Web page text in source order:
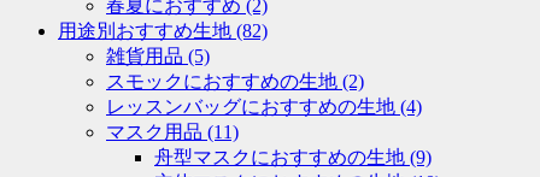
春夏におすすめ (2)
用途別おすすめ生地 (82)
雑貨用品 (5)
スモックにおすすめの生地 (2)
レッスンバッグにおすすめの生地 (4)
マスク用品 (11)
舟型マスクにおすすめの生地 (9)